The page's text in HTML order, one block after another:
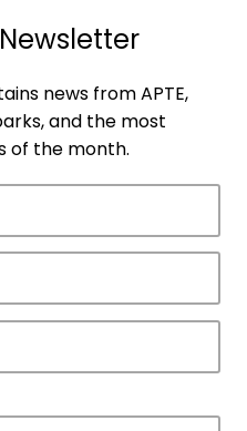
that drive
news from APTE,
and the most
of the month.